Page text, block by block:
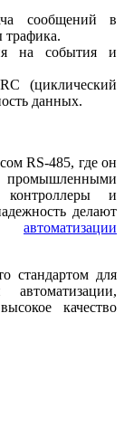
сообщений в
трафика.
на события и
(циклический
данных.
RS-485, где он
и
делают
автоматизации
стандартом для
качество